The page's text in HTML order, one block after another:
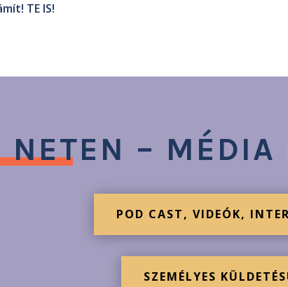
TE IS!
NETEN – MÉDIA
POD CAST, VIDEÓK,
SZEMÉLYES